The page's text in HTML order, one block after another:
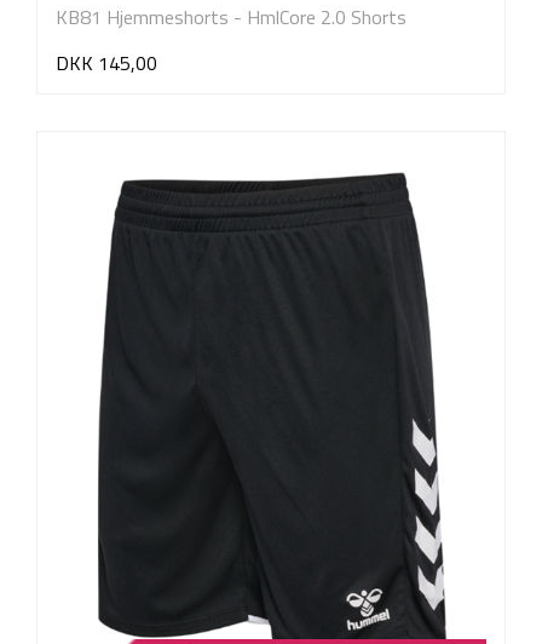
KB81 Hjemmeshorts - HmlCore 2.0 Shorts
DKK 145,00